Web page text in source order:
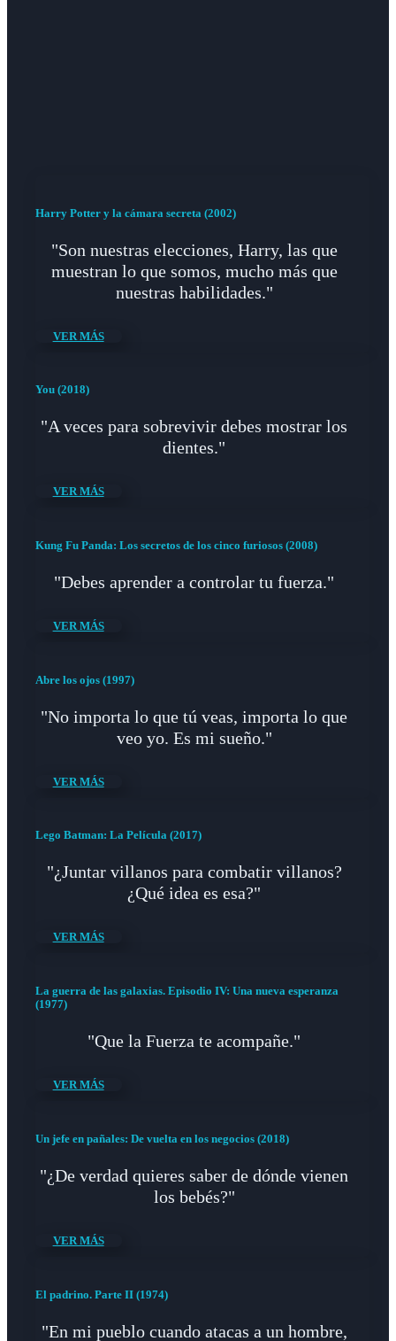
Harry Potter y la cámara secreta (2002)
"Son nuestras elecciones, Harry, las que
muestran lo que somos, mucho más que
nuestras habilidades."
VER MÁS
You (2018)
"A veces para sobrevivir debes mostrar los
dientes."
VER MÁS
Kung Fu Panda: Los secretos de los cinco furiosos (2008)
"Debes aprender a controlar tu fuerza."
VER MÁS
Abre los ojos (1997)
"No importa lo que tú veas, importa lo que
veo yo. Es mi sueño."
VER MÁS
Lego Batman: La Película (2017)
"¿Juntar villanos para combatir villanos?
¿Qué idea es esa?"
VER MÁS
La guerra de las galaxias. Episodio IV: Una nueva esperanza
(1977)
"Que la Fuerza te acompañe."
VER MÁS
Un jefe en pañales: De vuelta en los negocios (2018)
"¿De verdad quieres saber de dónde vienen
los bebés?"
VER MÁS
El padrino. Parte II (1974)
"En mi pueblo cuando atacas a un hombre,